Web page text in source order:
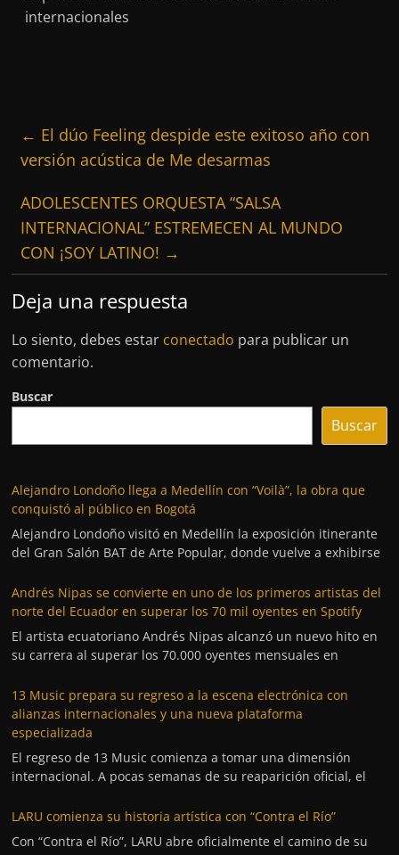
internacionales
← El dúo Feeling despide este exitoso año con
versión acústica de Me desarmas
ADOLESCENTES ORQUESTA “SALSA
INTERNACIONAL” ESTREMECEN AL MUNDO
CON ¡SOY LATINO! →
Deja una respuesta
Lo siento, debes estar conectado para publicar un
comentario.
Buscar
Buscar
Alejandro Londoño llega a Medellín con “Voilà”, la obra que
conquistó al público en Bogotá
Alejandro Londoño visitó en Medellín la exposición itinerante
del Gran Salón BAT de Arte Popular, donde vuelve a exhibirse
Andrés Nipas se convierte en uno de los primeros artistas del
norte del Ecuador en superar los 70 mil oyentes en Spotify
El artista ecuatoriano Andrés Nipas alcanzó un nuevo hito en
su carrera al superar los 70.000 oyentes mensuales en
13 Music prepara su regreso a la escena electrónica con
alianzas internacionales y una nueva plataforma
especializada
El regreso de 13 Music comienza a tomar una dimensión
internacional. A pocas semanas de su reaparición oficial, el
LARU comienza su historia artística con “Contra el Río”
Con “Contra el Río”, LARU abre oficialmente el camino de su